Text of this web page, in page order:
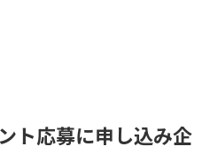
ト応募に申し込み企